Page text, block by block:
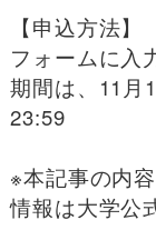
【申込方法】
フォームに入
期間は、11月
23:59
※本記事の内
情報は大学公